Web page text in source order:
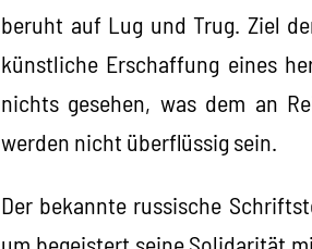
beruht auf Lug und Trug. Ziel
künstliche Erschaffung eines
nichts gesehen, was dem an
werden nicht überflüssig sein.
Der bekannte russische